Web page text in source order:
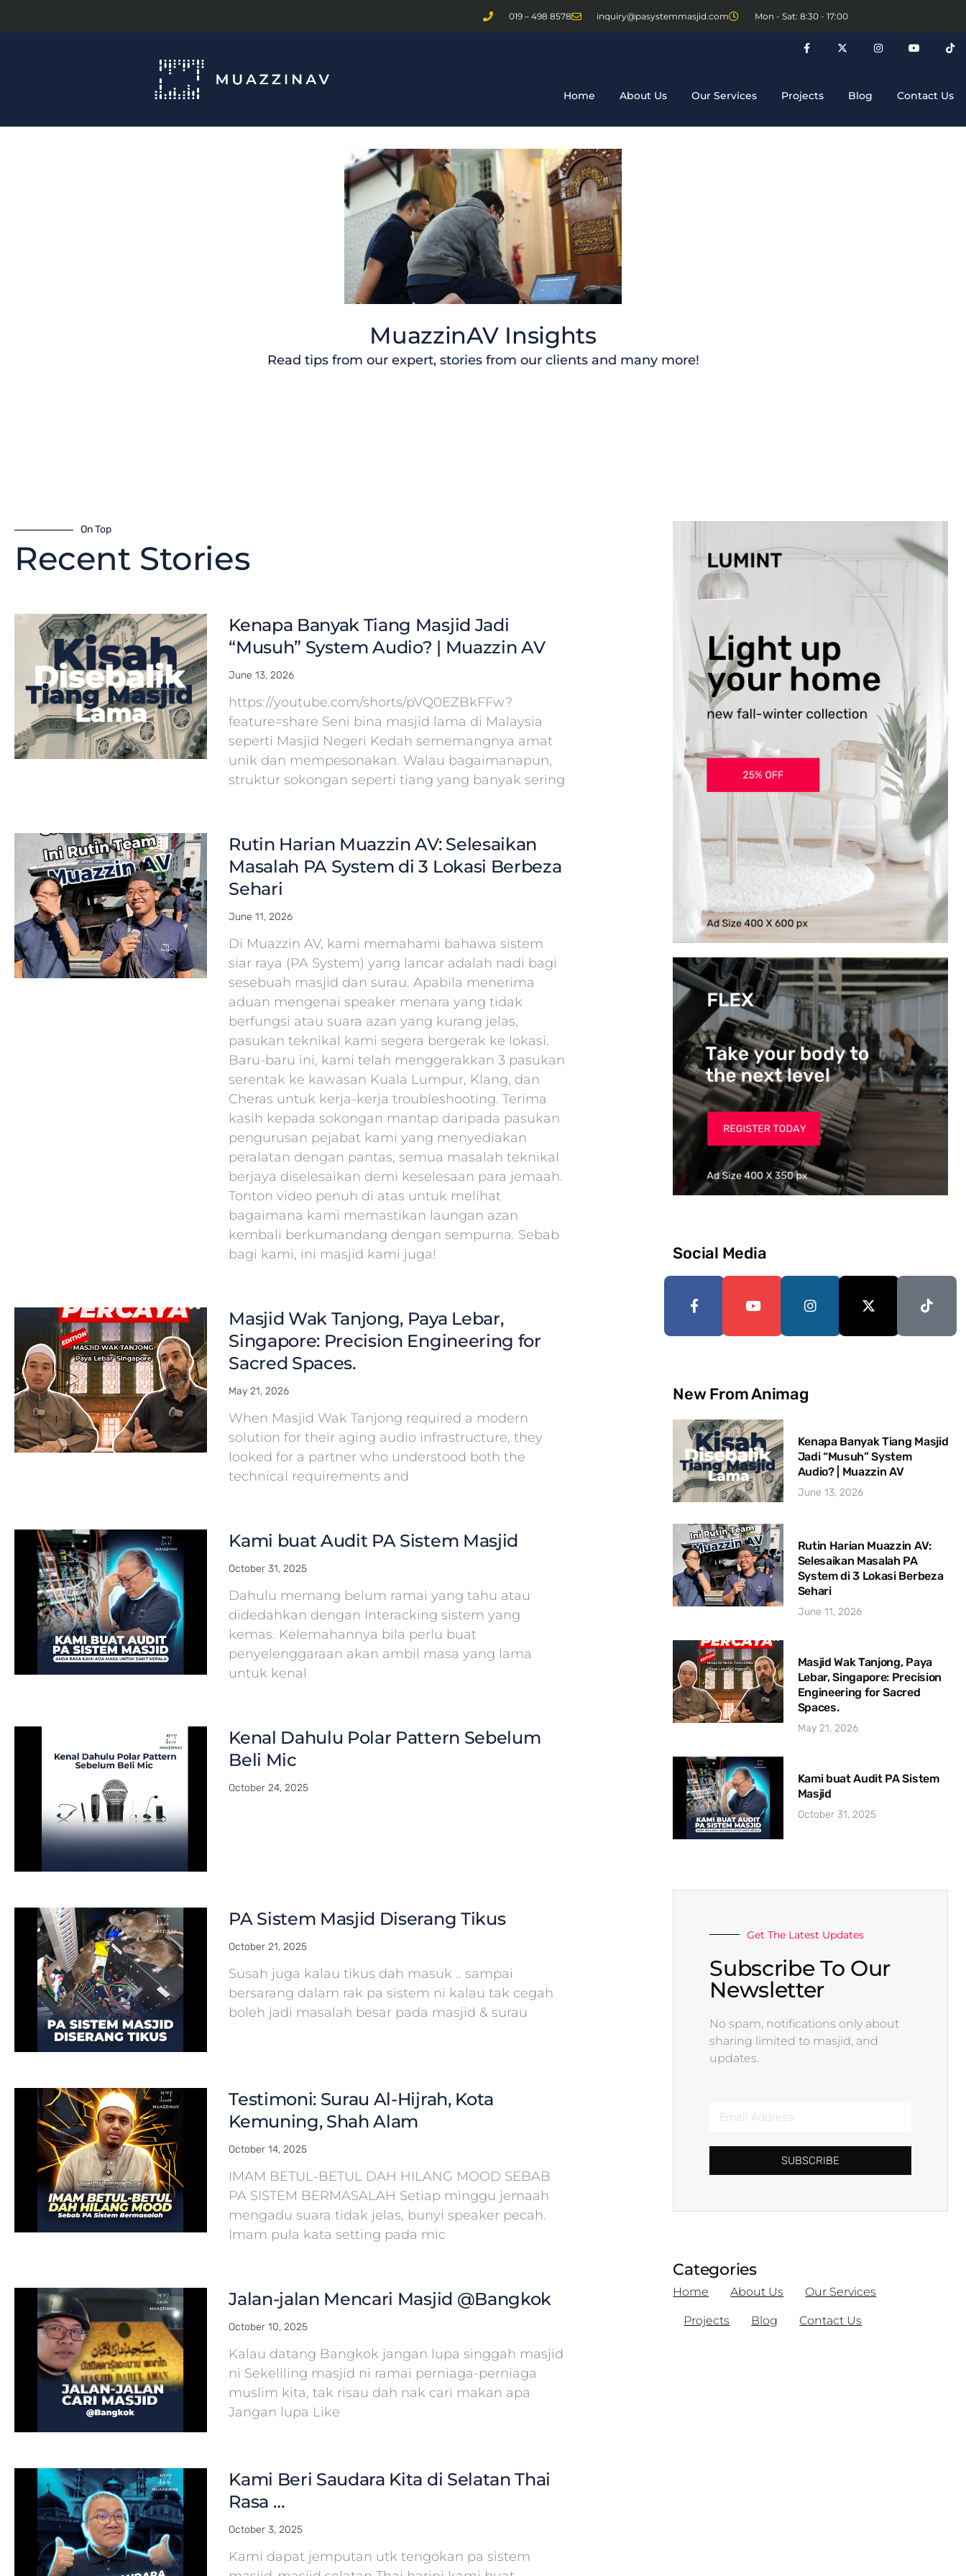
019 – 498 8578 inquiry@pasystemmasjid.com Mon - Sat: 8:30 - 17:00
Home About Us Our Services Projects Blog Contact Us
MuazzinAV Insights
Read tips from our expert, stories from our clients and many more!
On Top
Recent Stories
Kenapa Banyak Tiang Masjid Jadi
“Musuh” System Audio? | Muazzin AV
June 13, 2026
https://youtube.com/shorts/pVQ0EZBkFFw?
feature=share Seni bina masjid lama di Malaysia
seperti Masjid Negeri Kedah sememangnya amat
unik dan mempesonakan. Walau bagaimanapun,
struktur sokongan seperti tiang yang banyak sering
Rutin Harian Muazzin AV: Selesaikan
Masalah PA System di 3 Lokasi Berbeza
Sehari
June 11, 2026
Di Muazzin AV, kami memahami bahawa sistem
siar raya (PA System) yang lancar adalah nadi bagi
sesebuah masjid dan surau. Apabila menerima
aduan mengenai speaker menara yang tidak
berfungsi atau suara azan yang kurang jelas,
pasukan teknikal kami segera bergerak ke lokasi.
Baru-baru ini, kami telah menggerakkan 3 pasukan
serentak ke kawasan Kuala Lumpur, Klang, dan
Cheras untuk kerja-kerja troubleshooting. Terima
kasih kepada sokongan mantap daripada pasukan
pengurusan pejabat kami yang menyediakan
peralatan dengan pantas, semua masalah teknikal
berjaya diselesaikan demi keselesaan para jemaah.
Tonton video penuh di atas untuk melihat
bagaimana kami memastikan laungan azan
kembali berkumandang dengan sempurna. Sebab
bagi kami, ini masjid kami juga!
Masjid Wak Tanjong, Paya Lebar,
Singapore: Precision Engineering for
Sacred Spaces.
May 21, 2026
When Masjid Wak Tanjong required a modern
solution for their aging audio infrastructure, they
looked for a partner who understood both the
technical requirements and
Kami buat Audit PA Sistem Masjid
October 31, 2025
Dahulu memang belum ramai yang tahu atau
didedahkan dengan Interacking sistem yang
kemas. Kelemahannya bila perlu buat
penyelenggaraan akan ambil masa yang lama
untuk kenal
Kenal Dahulu Polar Pattern Sebelum
Beli Mic
October 24, 2025
PA Sistem Masjid Diserang Tikus
October 21, 2025
Susah juga kalau tikus dah masuk .. sampai
bersarang dalam rak pa sistem ni kalau tak cegah
boleh jadi masalah besar pada masjid & surau
Testimoni: Surau Al-Hijrah, Kota
Kemuning, Shah Alam
October 14, 2025
IMAM BETUL-BETUL DAH HILANG MOOD SEBAB
PA SISTEM BERMASALAH Setiap minggu jemaah
mengadu suara tidak jelas, bunyi speaker pecah.
Imam pula kata setting pada mic
Jalan-jalan Mencari Masjid @Bangkok
October 10, 2025
Kalau datang Bangkok jangan lupa singgah masjid
ni Sekeliling masjid ni ramai perniaga-perniaga
muslim kita, tak risau dah nak cari makan apa
Jangan lupa Like
Kami Beri Saudara Kita di Selatan Thai
Rasa …
October 3, 2025
Kami dapat jemputan utk tengokan pa sistem
Social Media
New From Animag
Kenapa Banyak Tiang Masjid
Jadi “Musuh” System
Audio? | Muazzin AV
June 13, 2026
Rutin Harian Muazzin AV:
Selesaikan Masalah PA
System di 3 Lokasi Berbeza
Sehari
June 11, 2026
Masjid Wak Tanjong, Paya
Lebar, Singapore: Precision
Engineering for Sacred
Spaces.
May 21, 2026
Kami buat Audit PA Sistem
Masjid
October 31, 2025
Get The Latest Updates
Subscribe To Our
Newsletter
No spam, notifications only about
sharing limited to masjid, and
updates.
SUBSCRIBE
Categories
Home About Us Our Services
Projects Blog Contact Us